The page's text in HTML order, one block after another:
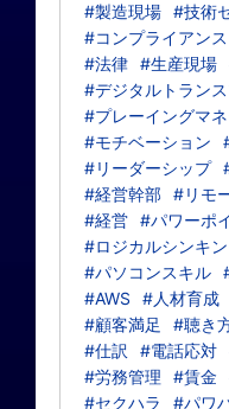
#製造現場 #技術
#コンプライアンス
#法律 #生産現場
#デジタルトラン
#プレーイングマ
#モチベーション
#リーダーシップ
#経営幹部 #リモ
#経営 #パワーポ
#ロジカルシンキ
#パソコンスキル
#AWS
#人材育成
#顧客満足
#聴き
#仕訳
#電話応対
#労務管理
#賃金
#セクハラ
#パワ